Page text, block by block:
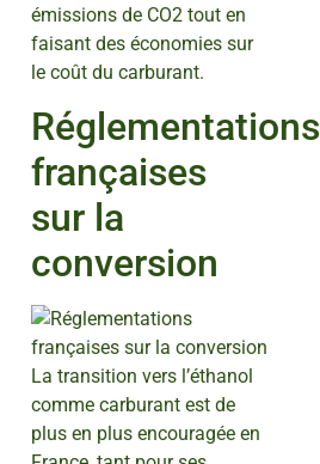
émissions de CO2 tout en
faisant des économies sur
le coût du carburant.
Réglementations
françaises
sur la
conversion
La transition vers l’éthanol
comme carburant est de
plus en plus encouragée en